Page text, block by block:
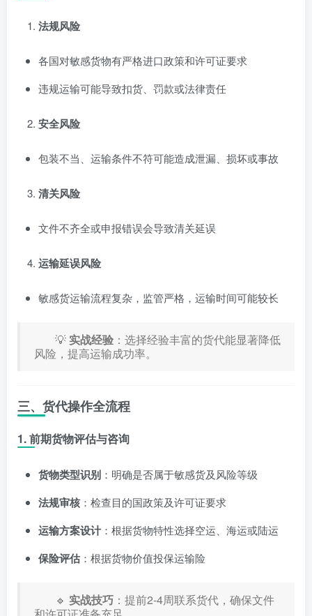
法规风险
各国对敏感货物有严格进口政策和许可证要求
违规运输可能导致扣货、罚款或法律责任
安全风险
包装不当、运输条件不符可能造成泄漏、损坏或事故
清关风险
文件不齐全或申报错误会导致清关延误
运输延误风险
敏感货运输流程复杂，监管严格，运输时间可能较长
💡 实战经验 ：选择经验丰富的货代能显著降低
风险，提高运输成功率。
三、货代操作全流程
1. 前期货物评估与咨询
货物类型识别 ：明确是否属于敏感货及风险等级
法规审核：检查目的国政策及许可证要求
运输方案设计：根据货物特性选择空运、海运或陆运
保险评估 ：根据货物价值投保运输险
🔹 实战技巧 ：提前2-4周联系货代，确保文件